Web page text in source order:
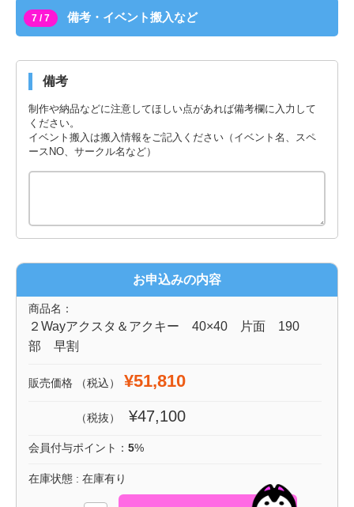
7 / 7 備考・イベント搬入など
備考
制作や納品などに注意してほしい点があれば備考欄に入力して
ください。
イベント搬入は搬入情報をご記入ください（イベント名、スペ
ースNO、サークル名など）
お申込みの内容
商品名：
２Wayアクスタ＆アクキー 40×40 片面 190
部 早割
販売価格 （税込） ¥51,810
（税抜） ¥47,100
会員付与ポイント： 5%
在庫状態 : 在庫有り